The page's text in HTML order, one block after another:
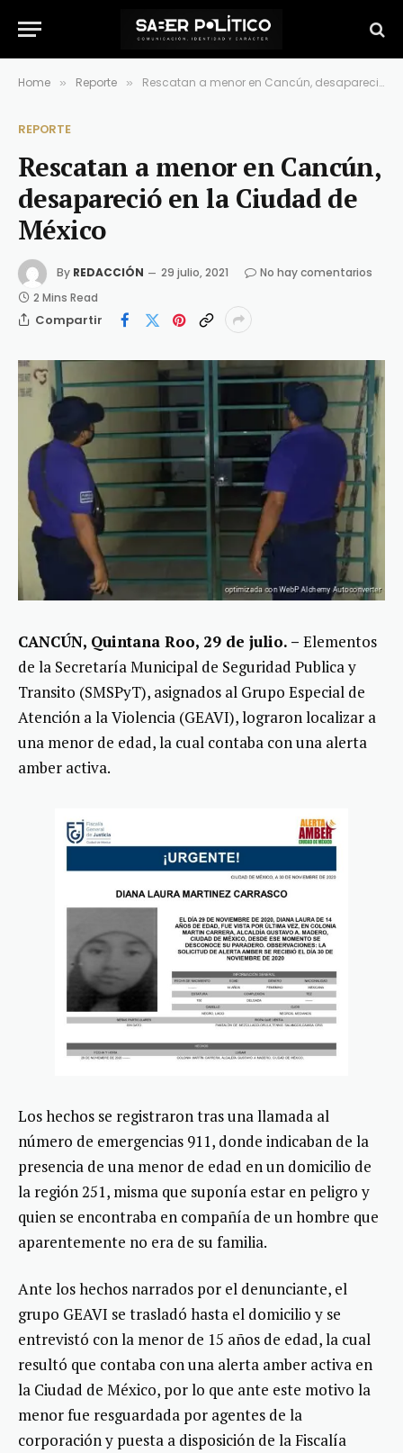
Home » Reporte » Rescatan a menor en Cancún, desapareció en la Ciudad de México
REPORTE
Rescatan a menor en Cancún,
desapareció en la Ciudad de
México
By REDACCIÓN 29 julio, 2021
No hay comentarios
2 Mins Read
Compartir
CANCÚN, Quintana Roo, 29 de julio. – Elementos
de la Secretaría Municipal de Seguridad Publica y
Transito (SMSPyT), asignados al Grupo Especial de
Atención a la Violencia (GEAVI), lograron localizar a
una menor de edad, la cual contaba con una alerta
amber activa.
Los hechos se registraron tras una llamada al
número de emergencias 911, donde indicaban de la
presencia de una menor de edad en un domicilio de
la región 251, misma que suponía estar en peligro y
quien se encontraba en compañía de un hombre que
aparentemente no era de su familia.
Ante los hechos narrados por el denunciante, el
grupo GEAVI se trasladó hasta el domicilio y se
entrevistó con la menor de 15 años de edad, la cual
resultó que contaba con una alerta amber activa en
la Ciudad de México, por lo que ante este motivo la
menor fue resguardada por agentes de la
corporación y puesta a disposición de la Fiscalía